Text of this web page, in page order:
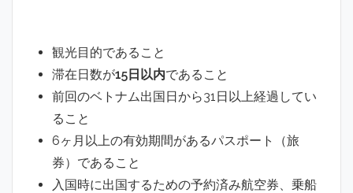
観光目的であること
滞在日数が15日以内であること
前回のベトナム出国日から31日以上経過してい
ること
6ヶ月以上の有効期間があるパスポート（旅
券）であること
入国時に出国するための予約済み航空券、乗船